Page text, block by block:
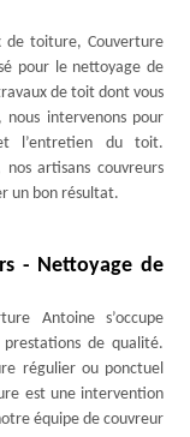
de toiture, Couverture
pour le nettoyage de
de toit dont vous
intervenons pour
l’entretien du toit.
nos artisans couvreurs
un bon résultat.
- Nettoyage de
Antoine s’occupe
de qualité.
régulier ou ponctuel
est une intervention
équipe de couvreur